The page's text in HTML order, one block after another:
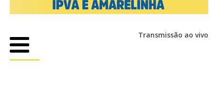
Transmissão ao vivo